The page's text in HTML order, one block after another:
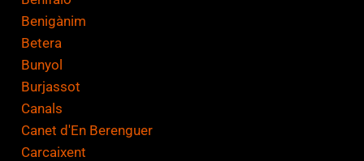
Benigànim
Betera
Bunyol
Burjassot
Canals
Canet d'En Berenguer
Carcaixent